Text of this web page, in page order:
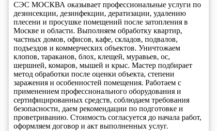
СЭС МОСКВА оказывает профессиональные услуги по
дезинсекции, дезинфекции, дератизации, удалению
плесени и просушке помещений после затопления в
Москве и области. Выполняем обработку квартир,
частных домов, офисов, кафе, складов, подвалов,
подъездов и коммерческих объектов. Уничтожаем
клопов, тараканов, блох, клещей, муравьев, ос,
шершней, комаров, мышей и крыс. Мастер подбирает
метод обработки после оценки объекта, степени
заражения и особенностей помещения. Работаем с
применением профессионального оборудования и
сертифицированных средств, соблюдаем требования
безопасности, даем рекомендации по подготовке и
проветриванию. Стоимость согласуется до начала работ,
оформляем договор и акт выполненных услуг.